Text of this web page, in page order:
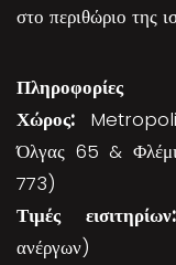
στο περιθώριο της
Πληροφορίες
Χώρος:
Όλγας 65 &
773)
Τιμές
ανέργων)